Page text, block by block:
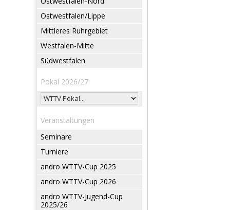
Ostwestfalen/Lippe
Mittleres Ruhrgebiet
Westfalen-Mitte
Südwestfalen
Pokal 2026/27
Veranstaltungen
Seminare
Turniere
andro WTTV-Cup 2025
andro WTTV-Cup 2026
andro WTTV-Jugend-Cup
2025/26